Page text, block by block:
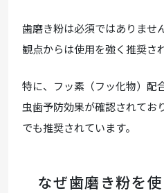
歯磨き粉は必須ではありませ
観点からは使用を強く推奨さ
特に、フッ素（フッ化物）配
虫歯予防効果が確認されてお
でも推奨されています。
なぜ歯磨き粉を